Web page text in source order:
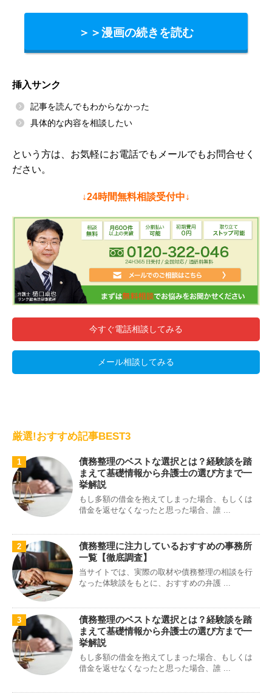
＞＞漫画の続きを読む
挿入サンク
記事を読んでもわからなかった
具体的な内容を相談したい
という方は、お気軽にお電話でもメールでもお問合せく
ださい。
↓24時間無料相談受付中↓
今すぐ電話相談してみる
メール相談してみる
厳選!おすすめ記事BEST3
1
債務整理のベストな選択とは？経験談を踏
まえて基礎情報から弁護士の選び方まで一
挙解説
もし多額の借金を抱えてしまった場合、もしくは
借金を返せなくなったと思った場合、誰 ...
2
債務整理に注力しているおすすめの事務所
一覧【徹底調査】
当サイトでは、実際の取材や債務整理の相談を行
なった体験談をもとに、おすすめの弁護 ...
3
債務整理のベストな選択とは？経験談を踏
まえて基礎情報から弁護士の選び方まで一
挙解説
もし多額の借金を抱えてしまった場合、もしくは
借金を返せなくなったと思った場合、誰 ...